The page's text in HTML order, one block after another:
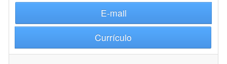
E-mail
Currículo